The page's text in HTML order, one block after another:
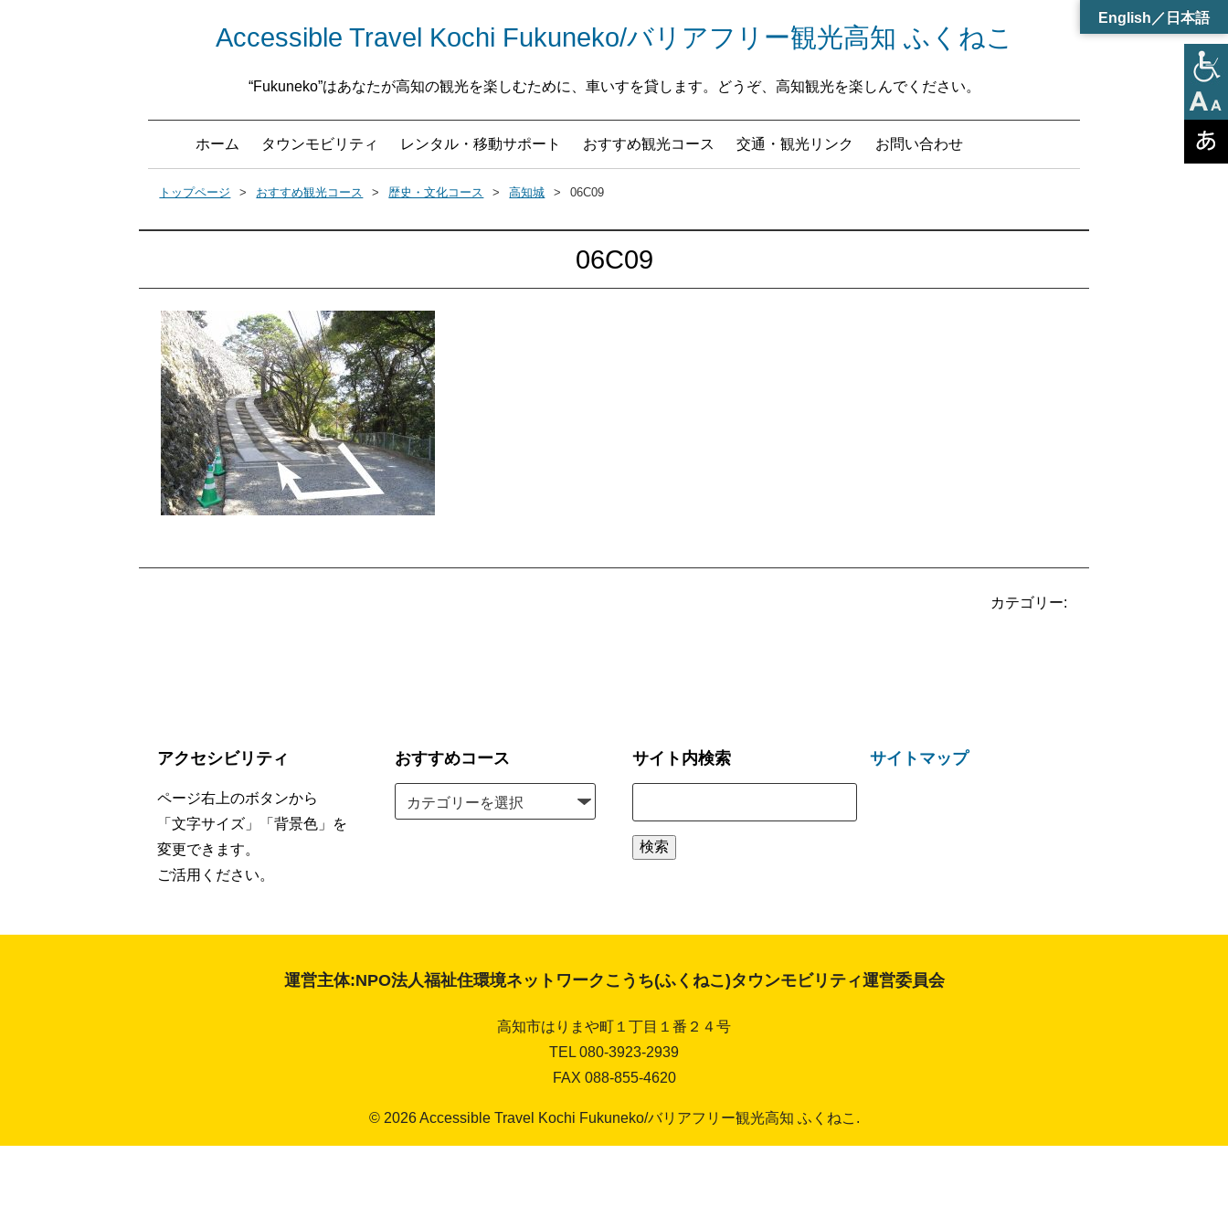
Accessible Travel Kochi Fukuneko/バリアフリー観光高知 ふくねこ
“Fukuneko”はあなたが高知の観光を楽しむために、車いすを貸します。どうぞ、高知観光を楽しんでください。
ホーム タウンモビリティ レンタル・移動サポート おすすめ観光コース 交通・観光リンク お問い合わせ
トップページ おすすめ観光コース 歴史・文化コース 高知城 06C09
06C09
カテゴリー:
アクセシビリティ
ページ右上のボタンから
「文字サイズ」「背景色」を
変更できます。
ご活用ください。
おすすめコース
す
サイト内検索
索:
検索
サイトマップ
運営主体:NPO法人福祉住環境ネットワークこうち(ふくねこ)タウンモビリティ運営委員会
高知市はりまや町１丁目１番２４号
TEL 080-3923-2939
FAX 088-855-4620
© 2026 Accessible Travel Kochi Fukuneko/バリアフリー観光高知 ふくねこ.
English／日本語